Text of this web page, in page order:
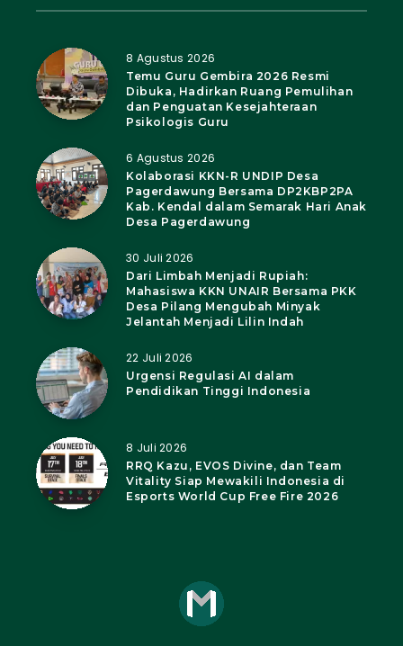
8 Agustus 2026
Temu Guru Gembira 2026 Resmi
Dibuka, Hadirkan Ruang Pemulihan
dan Penguatan Kesejahteraan
Psikologis Guru
6 Agustus 2026
Kolaborasi KKN-R UNDIP Desa
Pagerdawung Bersama DP2KBP2PA
Kab. Kendal dalam Semarak Hari Anak
Desa Pagerdawung
30 Juli 2026
Dari Limbah Menjadi Rupiah:
Mahasiswa KKN UNAIR Bersama PKK
Desa Pilang Mengubah Minyak
Jelantah Menjadi Lilin Indah
22 Juli 2026
Urgensi Regulasi AI dalam
Pendidikan Tinggi Indonesia
8 Juli 2026
RRQ Kazu, EVOS Divine, dan Team
Vitality Siap Mewakili Indonesia di
Esports World Cup Free Fire 2026